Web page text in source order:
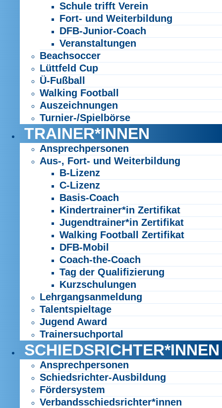
Schule trifft Verein
Fort- und Weiterbildung
DFB-Junior-Coach
Veranstaltungen
Beachsoccer
Lüttfeld Cup
Ü-Fußball
Walking Football
Auszeichnungen
Turnier-/Spielbörse
TRAINER*INNEN
Ansprechpersonen
Aus-, Fort- und Weiterbildung
B-Lizenz
C-Lizenz
Basis-Coach
Kindertrainer*in Zertifikat
Jugendtrainer*in Zertifikat
Walking Football Zertifikat
DFB-Mobil
Coach-the-Coach
Tag der Qualifizierung
Kurzschulungen
Lehrgangsanmeldung
Talentspieltage
Jugend Award
Trainersuchportal
SCHIEDSRICHTER*INNEN
Ansprechpersonen
Schiedsrichter-Ausbildung
Fördersystem
Verbandsschiedsrichter*innen